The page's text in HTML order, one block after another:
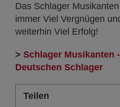
Das Schlager
immer Viel Vergnügen
weiterhin Viel Erfolg!
> Schlager Musikanten
Deutschen Schlager
Teilen